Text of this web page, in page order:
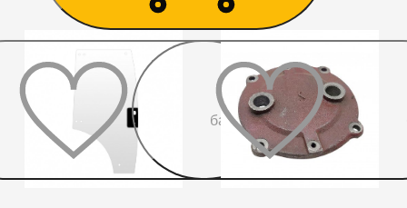
До
бажаного